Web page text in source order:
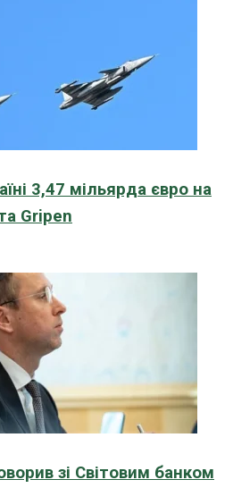
3,47 мільярда євро на
Gripen
зі Світовим банком